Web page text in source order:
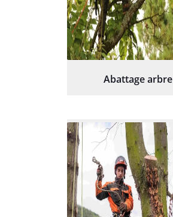
Abattage arbre